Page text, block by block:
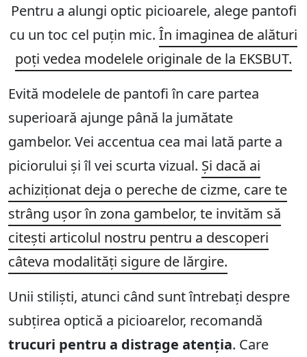
Pentru a alungi optic picioarele, alege pantofi
cu un toc cel puțin mic. În imaginea de alături
poți vedea modelele originale de la EKSBUT.
Evită modelele de pantofi în care partea
superioară ajunge până la jumătate
gambelor. Vei accentua cea mai lată parte a
piciorului și îl vei scurta vizual. Și dacă ai
achiziționat deja o pereche de cizme, care te
strâng ușor în zona gambelor, te invităm să
citești articolul nostru pentru a descoperi
câteva modalități sigure de lărgire.
Unii stiliști, atunci când sunt întrebați despre
subțirea optică a picioarelor, recomandă
trucuri pentru a distrage atenția. Care